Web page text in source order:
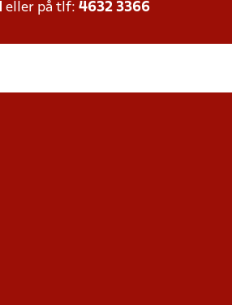
eller på tlf: 4632 3366